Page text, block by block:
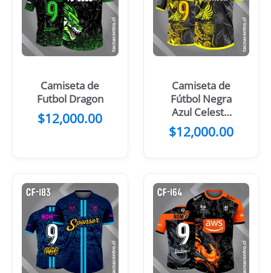
Camiseta de
Futbol Dragon
$12,000.00
Camiseta de
Fútbol Negra
Azul Celeste
con Flores
$12,000.00